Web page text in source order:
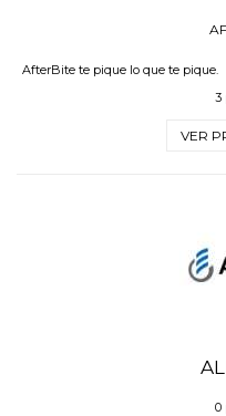
AfterBite te pique lo que te pique.
3
VER
0